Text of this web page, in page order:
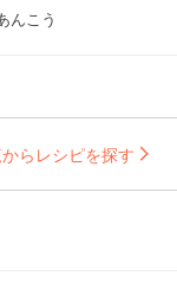
んこう
らレシピを探す